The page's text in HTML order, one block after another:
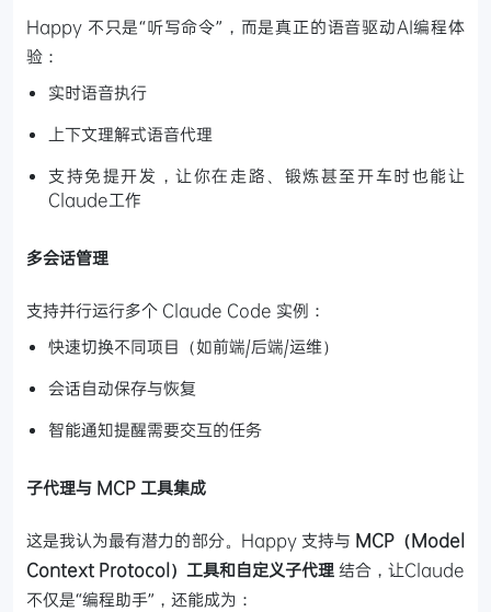
Happy 不只是“听写命令”，而是真正的语音驱动AI编程体
验：
实时语音执行
上下文理解式语音代理
支持免提开发，让你在走路、锻炼甚至开车时也能让
Claude工作
多会话管理
支持并行运行多个 Claude Code 实例：
快速切换不同项目（如前端/后端/运维）
会话自动保存与恢复
智能通知提醒需要交互的任务
子代理与 MCP 工具集成
这是我认为最有潜力的部分。Happy 支持与 MCP（Model
Context Protocol）工具和自定义子代理 结合，让Claude
不仅是“编程助手”，还能成为：